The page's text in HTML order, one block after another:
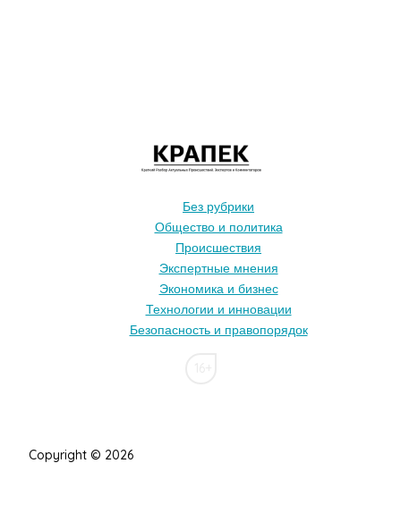
Без рубрики
Общество и политика
Происшествия
Экспертные мнения
Экономика и бизнес
Технологии и инновации
Безопасность и правопорядок
Copyright © 2026